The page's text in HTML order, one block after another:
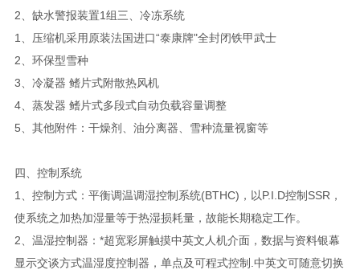
2、缺水警报装置1组三、冷冻系统
1、压缩机采用原装法国进口“泰康牌"全封闭铁甲武士
2、环保型雪种
3、冷凝器 鳍片式附散热风机
4、蒸发器 鳍片式多段式自动负载容量调整
5、其他附件：干燥剂、油分离器、雪种流量视窗等
四、控制系统
1、控制方式：平衡调温调湿控制系统(BTHC)，以P.I.D控制SSR，
使系统之加热加湿量等于热湿损耗量，故能长期稳定工作。
2、温湿控制器：*超宽彩屏触摸中英文人机介面，数据与资料银幕
显示交谈方式温湿度控制器，单点及可程式控制.中英文可随意切换